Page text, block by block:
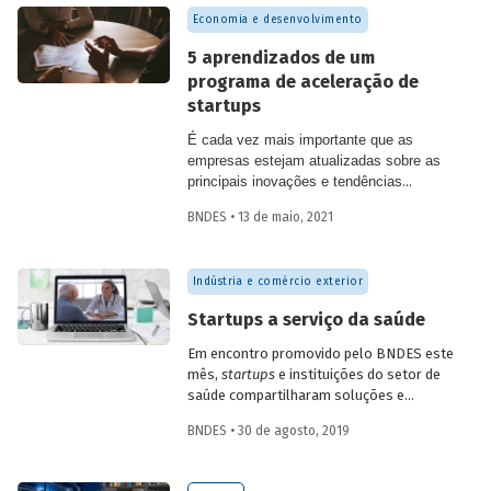
características desse tipo de negócio,
sobre o ecossistema de fomento no
Brasil.
Economia e desenvolvimento
5 aprendizados de um
programa de aceleração de
startups
É cada vez mais importante que as
empresas estejam atualizadas sobre as
principais inovações e tendências
mais eficientes ou para que possam
BNDES realizou a primeira edição do
programa BNDES Garagem, um piloto de
om base nessa
experiência, o artigoEstimulando o
empreendedorismo em empresas – o
caso da primeira edição do programa
BNDES Garagemtraz cinco aprendizados
apoio a startups.
BNDES • 13 de maio, 2021
Indústria e comércio exterior
Startups a serviço da saúde
Em encontro promovido pelo BNDES este
mês, startupse instituições do setor de
saúde compartilharam soluções e
presença de mais de dez startups e de 15
e privado, incluindo hospitais, planos de
BNDES • 30 de agosto, 2019